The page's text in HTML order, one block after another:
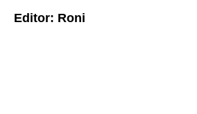
Editor: Roni